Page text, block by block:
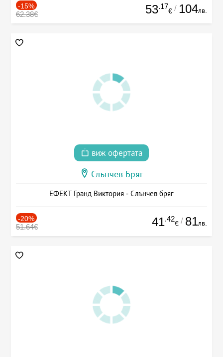
-15%
62.38€ 53.17
€ / 104лв.
виж офертата
Слънчев Бряг
ЕФЕКТ Гранд Виктория - Слънчев бряг
-20%
51.64€ 41.42
€ / 81лв.